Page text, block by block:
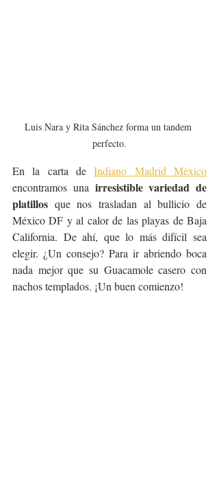
Luis Nara y Rita Sánchez forma un tandem
perfecto.
En la carta de Indiano Madrid México
encontramos una irresistible variedad de
platillos que nos trasladan al bullicio de
México DF y al calor de las playas de Baja
California. De ahí, que lo más difícil sea
elegir. ¿Un consejo? Para ir abriendo boca
nada mejor que su Guacamole casero con
nachos templados. ¡Un buen comienzo!